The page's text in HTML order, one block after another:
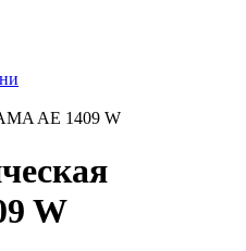
AE 1409 W
W